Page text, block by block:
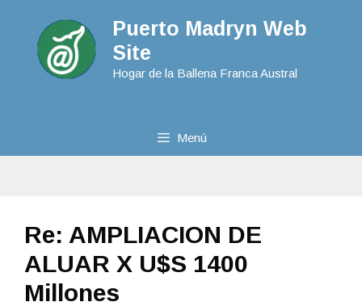
Puerto Madryn Web
Site
Hogar de la Ballena Franca Austral
Menú
Re: AMPLIACION DE
ALUAR X U$S 1400
Millones